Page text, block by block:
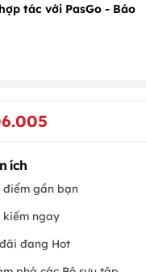
tác với PasGo - Báo
ích
gần bạn
kiếm ngay
đang Hot